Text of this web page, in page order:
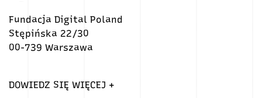
Fundacja Digital Poland
Stępińska 22/30
00-739 Warszawa
DOWIEDZ SIĘ WIĘCEJ +